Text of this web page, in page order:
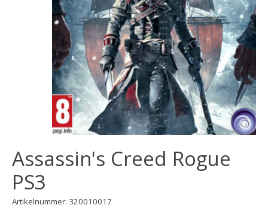
Assassin's Creed Rogue
PS3
Artikelnummer: 320010017